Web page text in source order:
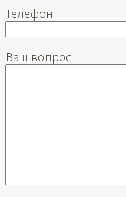
Телефон
Ваш вопрос